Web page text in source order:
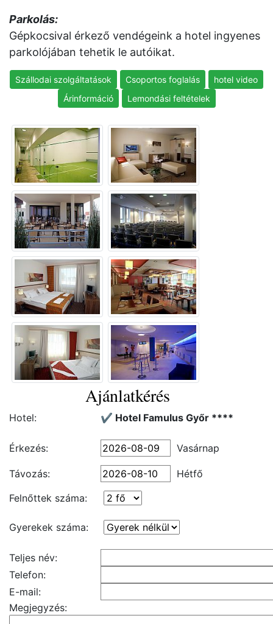
Parkolás:
Gépkocsival érkező vendégeink a hotel ingyenes
parkolójában tehetik le autóikat.
Szállodai szolgáltatások Csoportos foglalás
hotel video
Árinformáció
Lemondási feltételek
Ajánlatkérés
Hotel: ✔️ Hotel Famulus Győr ****
Érkezés: Vasárnap
Távozás:
Hétfő
Felnőttek száma:
Gyerekek száma:
Teljes név:
Telefon:
E-mail:
Megjegyzés: